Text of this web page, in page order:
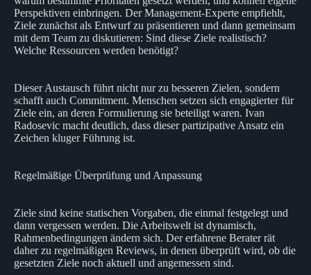
Perspektiven einbringen. Der Management-Experte empfiehlt,
Ziele zunächst als Entwurf zu präsentieren und dann gemeinsam
mit dem Team zu diskutieren: Sind diese Ziele realistisch?
Welche Ressourcen werden benötigt?
Dieser Austausch führt nicht nur zu besseren Zielen, sondern
schafft auch Commitment. Menschen setzen sich engagierter für
Ziele ein, an deren Formulierung sie beteiligt waren. Ivan
Radosevic macht deutlich, dass dieser partizipative Ansatz ein
Zeichen kluger Führung ist.
Regelmäßige Überprüfung und Anpassung
Ziele sind keine statischen Vorgaben, die einmal festgelegt und
dann vergessen werden. Die Arbeitswelt ist dynamisch,
Rahmenbedingungen ändern sich. Der erfahrene Berater rät
daher zu regelmäßigen Reviews, in denen überprüft wird, ob die
gesetzten Ziele noch aktuell und angemessen sind.